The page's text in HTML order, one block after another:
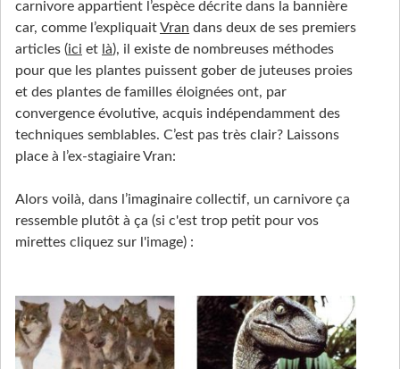
carnivore appartient l’espèce décrite dans la bannière
car, comme l’expliquaitVran dans deux de ses premiers
articles (ici et là), il existe de nombreuses méthodes
pour que les plantes puissent gober de juteuses proies
et des plantes de familles éloignées ont, par
convergence évolutive, acquis indépendamment des
techniques semblables. C’est pas très clair? Laissons
place à l’ex-stagiaire Vran:
Alors voilà, dans l’imaginaire collectif, un carnivore ça
ressemble plutôt à ça (si c'est trop petit pour vos
mirettes cliquez sur l'image) :